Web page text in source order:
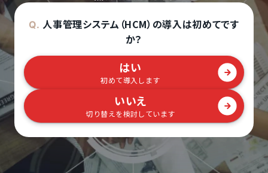
Q. 人事管理システム（HCM）の導入は初めてです
か？
はい
初めて導入します
いいえ
切り替えを検討しています